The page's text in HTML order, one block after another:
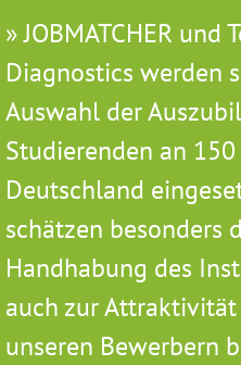
JOBMATCHER und
Diagnostics werden
Auswahl der
Studierenden an
Deutschland
schätzen besonders
Handhabung des
auch zur Attraktivität
unseren Bewerbern